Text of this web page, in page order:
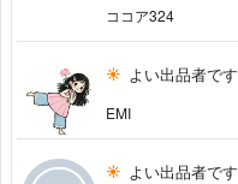
ココア324
よい出品者です
EMI
よい出品者です